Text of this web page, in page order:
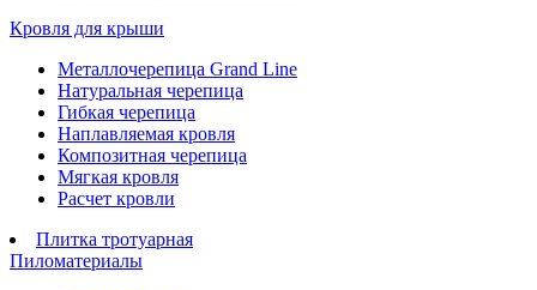
Кровля для крыши
Металлочерепица Grand Line
Натуральная черепица
Гибкая черепица
Наплавляемая кровля
Композитная черепица
Мягкая кровля
Расчет кровли
Плитка тротуарная
Пиломатериалы